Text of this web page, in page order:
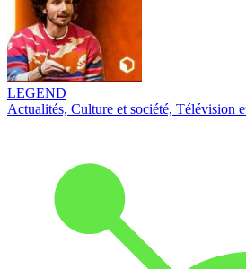
LEGEND
Actualités, Culture et société, Télévision